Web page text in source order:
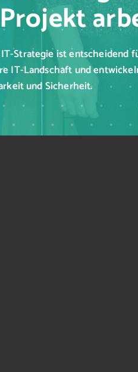
Strategie ist entscheidend
IT-Landschaft und
und Sicherheit.